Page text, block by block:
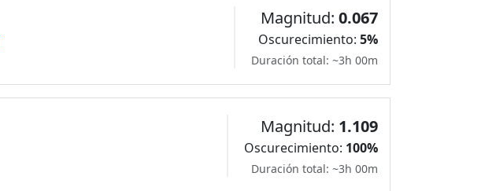
Magnitud: 0.067
Oscurecimiento: 5%
Duración total: ~3h 00m
Magnitud: 1.109
Oscurecimiento: 100%
Duración total: ~3h 00m